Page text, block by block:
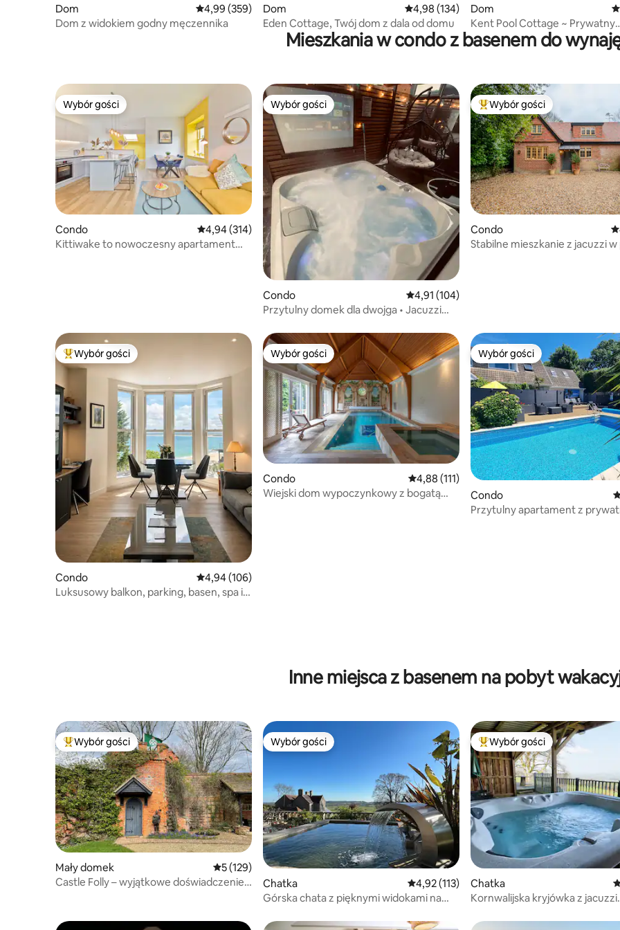
Dom Średnia ocena: 4,99 na 5, liczba recenzji: 359
4,99 (359)
Dom z widokiem godny męczennika
Dom Średnia ocena: 4,98 na 5, liczba recenzji: 134
4,98 (134)
Eden Cottage, Twój dom z dala od domu
Dom
Kent Pool Cottage ~ Prywatny
podgrzewany basen kryty
Mieszkania w condo z basenem do
Wybór gości
Wybór gości
Condo Średnia ocena: 4,94 na 5, liczba recenzji: 314
4,94 (314)
Kittiwake to nowoczesny apartament
Wybór gości
Wybór gości
Condo Średnia ocena: 4,91 na 5, liczba recenzji: 104
4,91 (104)
Przytulny domek dla dwojga • Jacuzzi
Najpopularniejsze z kategorii
Wybór gości
Condo
Stabilne mieszkanie z jacuzzi w
Najpopularniejsze z kategorii Wybór gości
Wybór gości
Condo Średnia ocena: 4,94 na 5, liczba recenzji: 106
4,94 (106)
Luksusowy balkon, parking, basen, spa i
Wybór gości
Wybór gości
Condo Średnia ocena: 4,88 na 5, liczba recenzji: 111
4,88 (111)
Wiejski dom wypoczynkowy z bogatą
Wybór gości
Wybór gości
Condo
Przytulny apartament z
Inne miejsca z basenem na pobyt
Najpopularniejsze z kategorii Wybór gości
Wybór gości
Mały domek Średnia ocena: 5 na 5, liczba recenzji: 129
5 (129)
Castle Folly – wyjątkowe doświadczenie
Wybór gości
Wybór gości
Chatka Średnia ocena: 4,92 na 5, liczba recenzji: 113
4,92 (113)
Górska chata z pięknymi widokami na
Najpopularniejsze z kategorii
Wybór gości
Chatka
Kornwalijska kryjówka z jacuzzi